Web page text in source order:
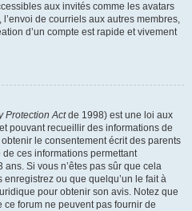
aux invités comme les avatars
de courriels aux autres membres,
d’un compte est rapide et vivement
Protection Actde 1998) est une loi aux
pouvant recueillir des informations de
le consentement écrit des parents
ces informations permettant
Si vous n’êtes pas sûr que cela
ou que quelqu’un le fait à
pour obtenir son avis. Notez que
forum ne peuvent pas fournir de